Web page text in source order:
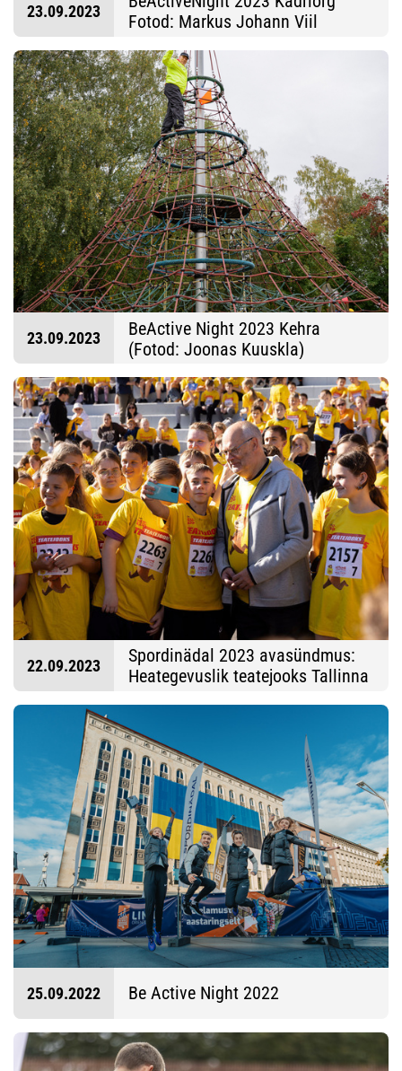
23.09.2023
Fotod: Markus Johann Viil
23.09.2023
BeActive Night 2023 Kehra
(Fotod: Joonas Kuuskla)
22.09.2023
Spordinädal 2023 avasündmus:
Heategevuslik teatejooks Tallinna
25.09.2022 Be Active Night 2022